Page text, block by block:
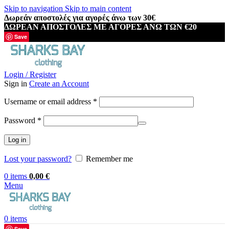
Skip to navigation Skip to main content
Δωρεάν αποστολές για αγορές άνω των 30€
ΔΩΡΕΑΝ ΑΠΟΣΤΟΛΕΣ ΜΕ ΑΓΟΡΕΣ ΑΝΩ ΤΩΝ €20
Save
Login / Register
Sign in Create an Account
Username or email address *
Password *
Log in
Lost your password?
Remember me
0 items 0,00 €
Menu
0 items